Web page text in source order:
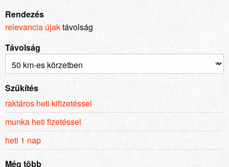
Rendezés
relevancia újaktávolság
Távolság
Szűkítés
raktáros heti kifizetéssel
munka heti fizetéssel
heti 1 nap
Még több